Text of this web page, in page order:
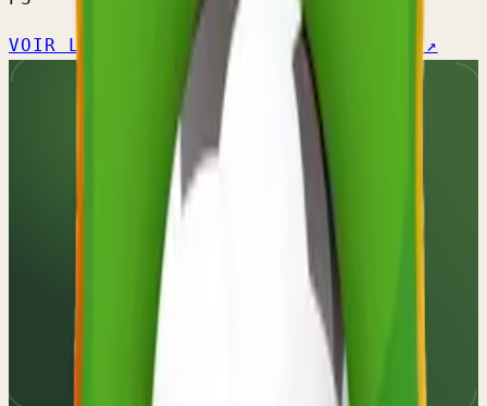
VOIR L'ÉQUIPE → CALENDRIER OFFICIEL ↗